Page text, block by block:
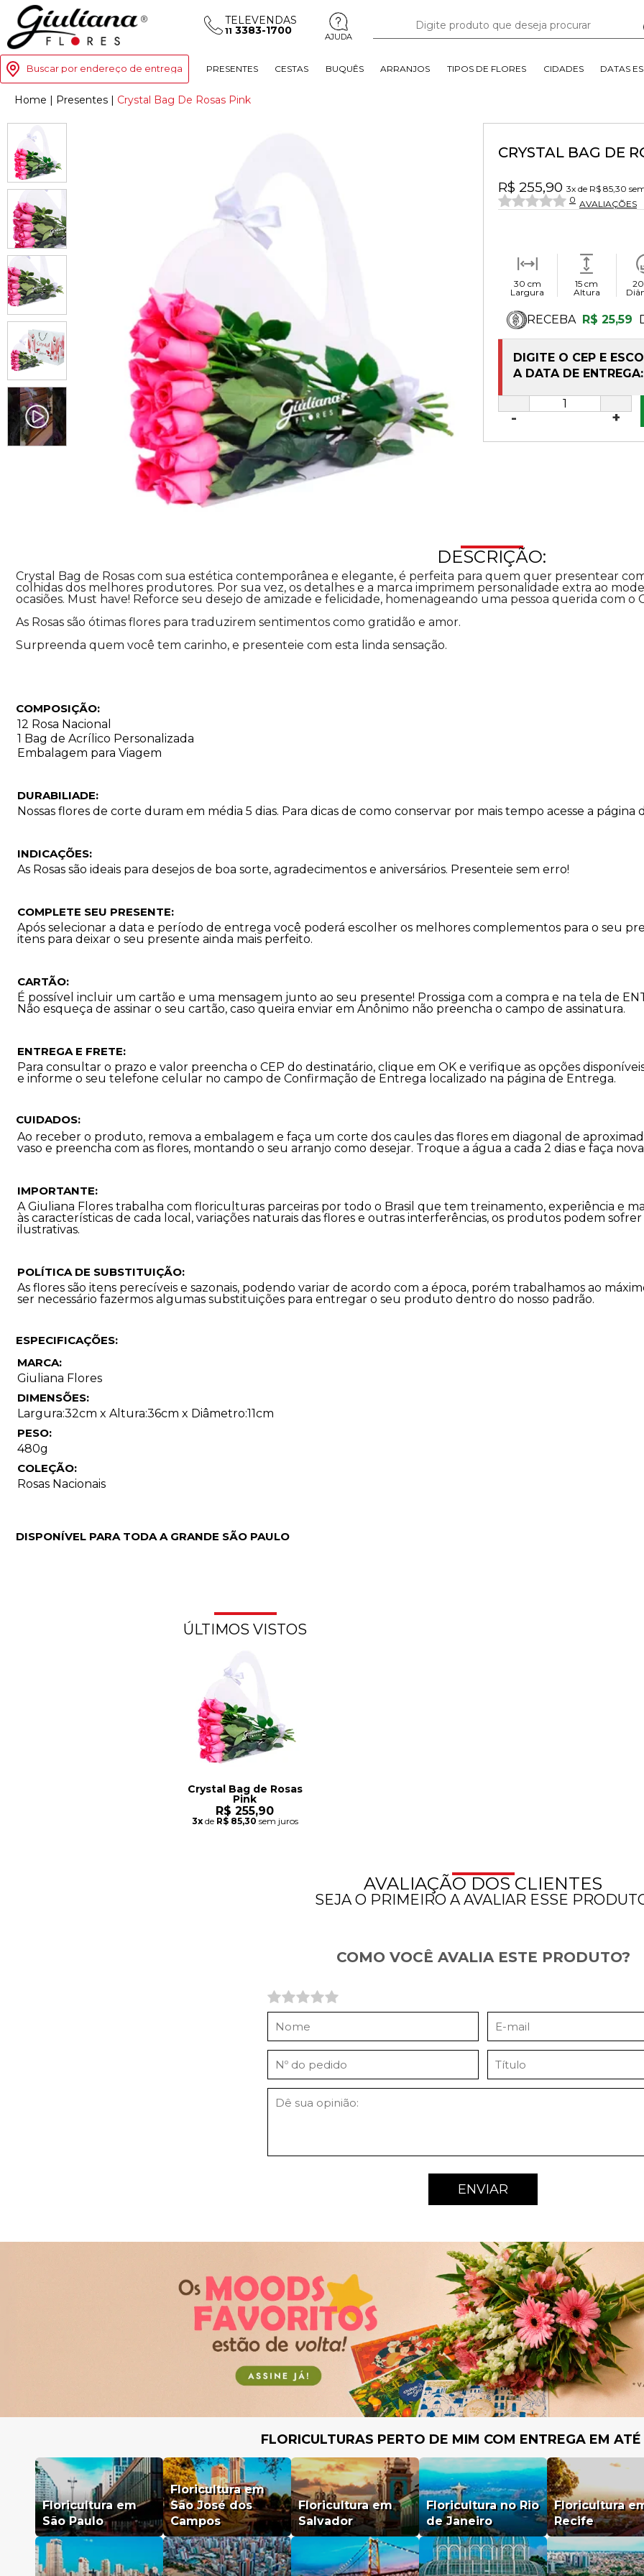
TELEVENDAS
11 3383-1700 AJUDA
Buscar por endereço de entrega PRESENTES CESTAS BUQUÊS ARRANJOS TIPOS DE FLORES CIDADES DATAS
Home | Presentes | Crystal Bag De Rosas Pink
CRYSTAL BAG DE
R$ 255,90 3x de R$ 85,30
0 AVALIAÇÕES
30 cm
Largura
15 cm
Altura
RECEBA R$ 25,59
DIGITE O CEP E
A DATA DE ENTREGA:
+
-
DESCRIÇÃO:
Crystal Bag de Rosas com sua estética contemporânea e elegante, é perfeita para quem quer presentear
colhidas dos melhores produtores. Por sua vez, os detalhes e a marca imprimem personalidade extra ao
ocasiões. Must have! Reforce seu desejo de amizade e felicidade, homenageando uma pessoa querida com o
As Rosas são ótimas flores para traduzirem sentimentos como gratidão e amor.
Surpreenda quem você tem carinho, e presenteie com esta linda sensação.
COMPOSIÇÃO:
12 Rosa Nacional
1 Bag de Acrílico Personalizada
Embalagem para Viagem
DURABILIADE:
Nossas flores de corte duram em média 5 dias. Para dicas de como conservar por mais tempo acesse a página
INDICAÇÕES:
As Rosas são ideais para desejos de boa sorte, agradecimentos e aniversários. Presenteie sem erro!
COMPLETE SEU PRESENTE:
Após selecionar a data e período de entrega você poderá escolher os melhores complementos para o seu
itens para deixar o seu presente ainda mais perfeito.
CARTÃO:
É possível incluir um cartão e uma mensagem junto ao seu presente! Prossiga com a compra e na tela de
Não esqueça de assinar o seu cartão, caso queira enviar em Anônimo não preencha o campo de assinatura.
ENTREGA E FRETE:
Para consultar o prazo e valor preencha o CEP do destinatário, clique em OK e verifique as opções
e informe o seu telefone celular no campo de Confirmação de Entrega localizado na página de Entrega.
CUIDADOS:
Ao receber o produto, remova a embalagem e faça um corte dos caules das flores em diagonal de
vaso e preencha com as flores, montando o seu arranjo como desejar. Troque a água a cada 2 dias e faça
IMPORTANTE:
A Giuliana Flores trabalha com floriculturas parceiras por todo o Brasil que tem treinamento, experiência e
às características de cada local, variações naturais das flores e outras interferências, os produtos podem
ilustrativas.
POLÍTICA DE SUBSTITUIÇÃO:
As flores são itens perecíveis e sazonais, podendo variar de acordo com a época, porém trabalhamos ao
ser necessário fazermos algumas substituições para entregar o seu produto dentro do nosso padrão.
ESPECIFICAÇÕES:
MARCA:
Giuliana Flores
DIMENSÕES:
Largura:32cm x Altura:36cm x Diâmetro:11cm
PESO:
480g
COLEÇÃO:
Rosas Nacionais
DISPONÍVEL PARA TODA A GRANDE SÃO PAULO
ÚLTIMOS VISTOS
Crystal Bag de Rosas
Pink
R$ 255,90
3xde R$ 85,30 sem juros
AVALIAÇÃO DOS CLIENTES
SEJA O PRIMEIRO A AVALIAR ESSE
COMO VOCÊ AVALIA ESTE PRODUTO?
ENVIAR
FLORICULTURAS PERTO DE MIM COM ENTREGA EM
Floricultura em
São Paulo
Floricultura em
São José dos
Campos
Floricultura em
Salvador
Floricultura no Rio
de Janeiro
Floricultura
Recife